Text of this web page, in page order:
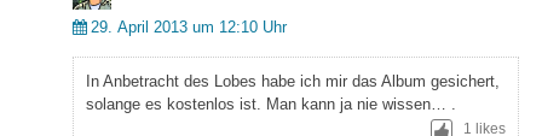
29. April 2013 um 12:10 Uhr
In Anbetracht des Lobes habe ich mir das Album gesichert,
solange es kostenlos ist. Man kann ja nie wissen… .
1 likes